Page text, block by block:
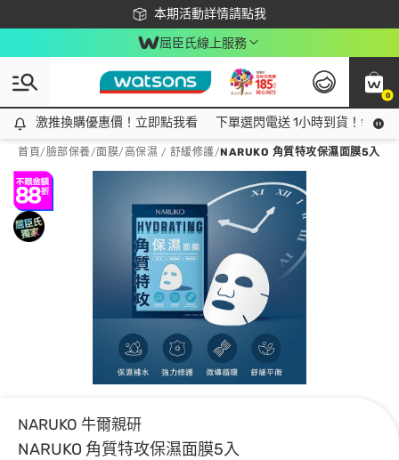
本期活動詳情請點我
下載app最高回饋$350
屈臣氏線上服務
0
激推換購優惠價！立即點我看
激推換購優惠價！立即點我看 下單選閃電送 1小時到貨！領神
首頁/臉部保養/面膜/ 高保濕 / 舒緩修護/NARUKO 角質特攻保濕面膜5入
NARUKO 牛爾親研
NARUKO 角質特攻保濕面膜5入